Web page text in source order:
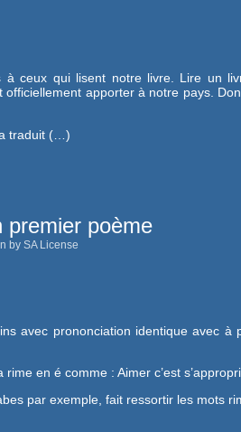
à ceux qui lisent notre livre. Lire un
officiellement apporter à notre pays.
traduit (…)
premier poème
by SA License
avec prononciation identique avec
rime en é comme : Aimer c’est
par exemple, fait ressortir les mots